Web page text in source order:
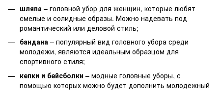
шляпа – головной убор для женщин, которые любят
смелые и солидные образы. Можно надевать под
романтический или деловой стиль;
бандана – популярный вид головного убора среди
молодежи, являются идеальным образцом для
спортивного стиля;
кепки и бейсболки – модные головные уборы, с
помощью которых можно будет дополнить молодежный